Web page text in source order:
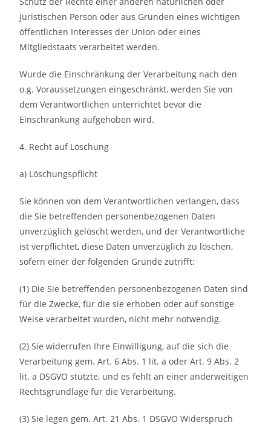
juristischen Person oder aus Gründen eines wichtigen
öffentlichen Interesses der Union oder eines
Mitgliedstaats verarbeitet werden.
Wurde die Einschränkung der Verarbeitung nach den
o.g. Voraussetzungen eingeschränkt, werden Sie von
dem Verantwortlichen unterrichtet bevor die
Einschränkung aufgehoben wird.
4. Recht auf Löschung
a) Löschungspflicht
Sie können von dem Verantwortlichen verlangen, dass
die Sie betreffenden personenbezogenen Daten
unverzüglich gelöscht werden, und der Verantwortliche
ist verpflichtet, diese Daten unverzüglich zu löschen,
sofern einer der folgenden Gründe zutrifft:
(1) Die Sie betreffenden personenbezogenen Daten sind
für die Zwecke, für die sie erhoben oder auf sonstige
Weise verarbeitet wurden, nicht mehr notwendig.
(2) Sie widerrufen Ihre Einwilligung, auf die sich die
Verarbeitung gem. Art. 6 Abs. 1 lit. a oder Art. 9 Abs. 2
lit. a DSGVO stützte, und es fehlt an einer anderweitigen
Rechtsgrundlage für die Verarbeitung.
(3) Sie legen gem. Art. 21 Abs. 1 DSGVO Widerspruch